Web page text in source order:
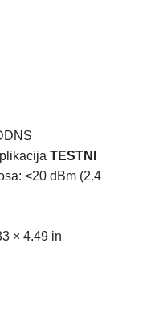
TESTNI
<20 dBm (2.4
× 4.49 in